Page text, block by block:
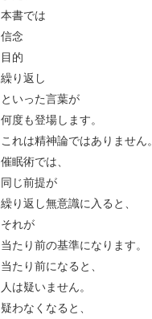
本書では
信念
目的
繰り返し
といった言葉が
何度も登場します。
これは精神論ではありません。
催眠術では、
同じ前提が
繰り返し無意識に入ると、
それが
当たり前の基準になります。
当たり前になると、
人は疑いません。
疑わなくなると、